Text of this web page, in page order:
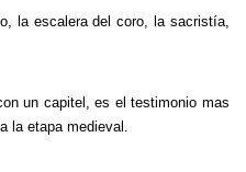
la escalera del coro, la sacristía,
un capitel, es el testimonio mas
la etapa medieval.